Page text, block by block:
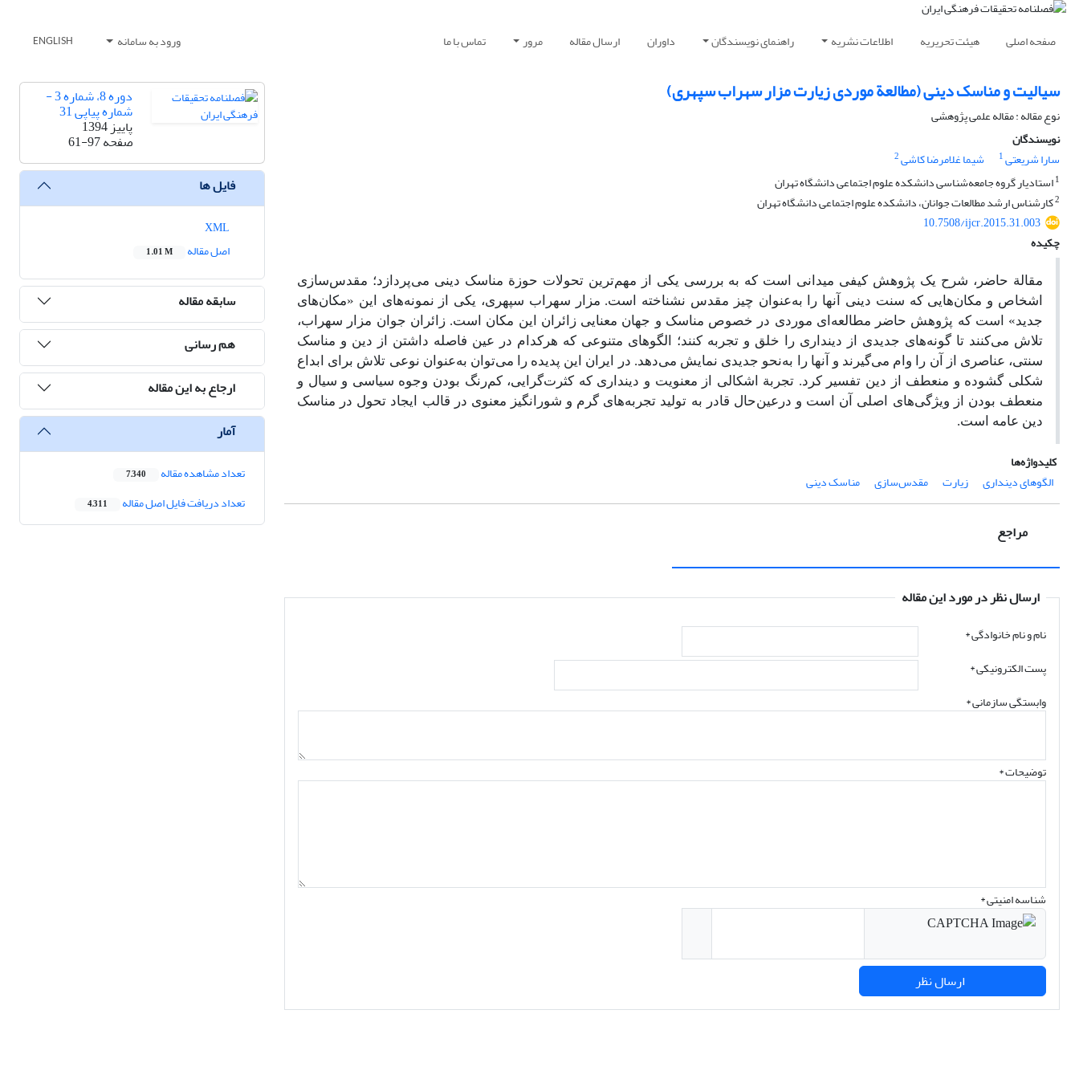
صفحه اصلی هیئت تحریریه اطلاعات نشریه راهنمای نویسندگان داوران ارسال مقاله مرور تماس با ما ورود به سامانه ENGLISH
سیالیت و مناسک دینی (مطالعة موردی زیارت مزار سهراب سپهری)
نوع مقاله : مقاله علمی پژوهشی
نویسندگان
سارا شریعتی1 شیما غلامرضا کاشی2
1استادیار گروه جامعه‌شناسی دانشکده علوم اجتماعی دانشگاه تهران
2کارشناس ارشد مطالعات جوانان، دانشکده علوم اجتماعی دانشگاه تهران
10.7508/ijcr.2015.31.003
چکیده
مقالة حاضر، شرح یک پژوهش کیفی میدانی است که به بررسی یکی از مهم‌ترین تحولات حوزة مناسک دینی می‌پردازد؛ مقدس‌سازی
اشخاص و مکان‌هایی که سنت دینی آنها را به‌عنوان چیز مقدس نشناخته است. مزار سهراب سپهری، یکی از نمونه‌های این «مکان‌های
جدید» است که پژوهش حاضر مطالعه‌ای موردی در خصوص مناسک و جهان معنایی زائران این مکان است. زائران جوان مزار سهراب،
تلاش می‌کنند تا گونه‌های جدیدی از دینداری را خلق و تجربه کنند؛ الگوهای متنوعی که هرکدام در عین فاصله داشتن از دین و مناسک
سنتی، عناصری از آن را وام می‌گیرند و آنها را به‌نحو جدیدی نمایش می‌دهد. در ایران این پدیده را می‌توان به‌عنوان نوعی تلاش برای ابداع
شکلی گشوده و منعطف‌ از دین تفسیر کرد. تجربة اشکالی از معنویت و دینداری که کثرت‌گرایی، کم‌رنگ بودن وجوه سیاسی و سیال و
منعطف بودن از ویژگی‌های اصلی آن است و درعین‌حال قادر به تولید تجربه‌های گرم و شورانگیز معنوی در قالب ایجاد تحول در مناسک
دین عامه است.
کلیدواژه‌ها
الگوهای دینداری
زیارت مقدس‌سازی مناسک دینی
مراجع
ارسال نظر در مورد این مقاله
نام و نام خانوادگی*
پست الکترونیکی*
وابستگی سازمانی *
توضیحات *
شناسه امنیتی *
دوره 8، شماره 3 -
شماره پیاپی 31
پاییز 1394
صفحه61-97
فایل ها
اصل مقاله
1.01 M
سابقه مقاله
هم رسانی
ارجاع به این مقاله
آمار
تعداد مشاهده مقاله 7,340
تعداد دریافت فایل اصل مقاله 4,311